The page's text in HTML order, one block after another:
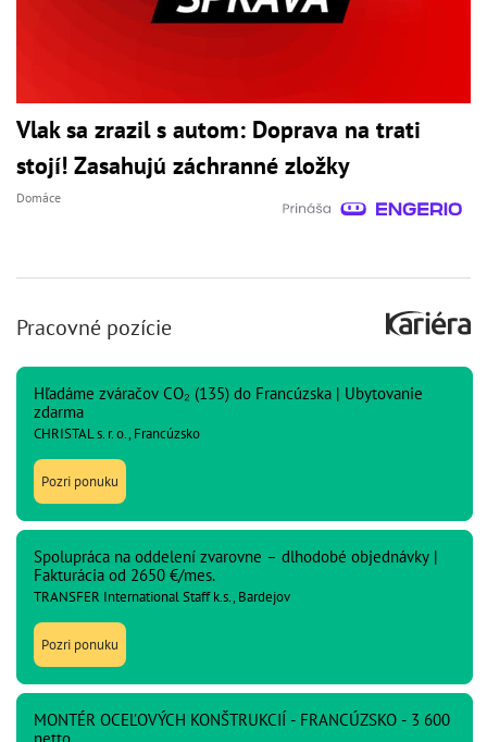
Vlak sa zrazil s autom: Doprava na trati
stojí! Zasahujú záchranné zložky
Domáce
Pracovné pozície
Hľadáme zváračov CO₂ (135) do Francúzska | Ubytovanie
zdarma
CHRISTAL s. r. o., Francúzsko
Pozri ponuku
Spolupráca na oddelení zvarovne – dlhodobé objednávky |
Fakturácia od 2650 €/mes.
TRANSFER International Staff k.s., Bardejov
Pozri ponuku
MONTÉR OCEĽOVÝCH KONŠTRUKCIÍ - FRANCÚZSKO - 3 600
netto